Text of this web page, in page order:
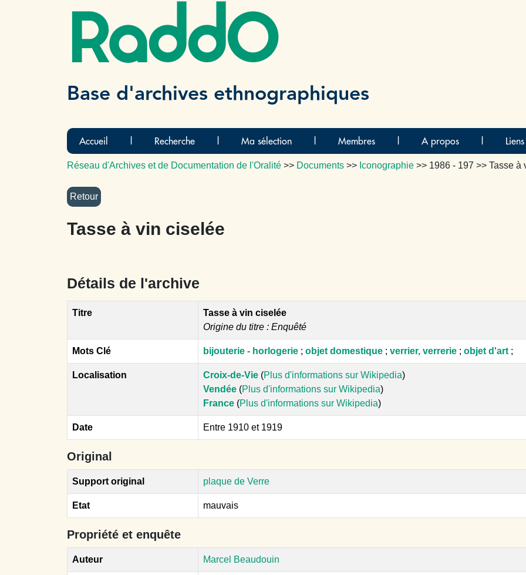
RaddO
Base d'archives ethnographiques
Accueil Recherche Ma sélection Membres A propos
Réseau d'Archives et de Documentation de l'Oralité >> Documents >> Iconographie >> 1986 - 197 >> Tasse à
Tasse à vin ciselée
Détails de l'archive
Titre
Tasse à vin ciselée
Origine du titre : Enquêté
Mots Clé bijouterie - horlogerie ; objet domestique ; verrier, verrerie ; objet d'art ;
Localisation Croix-de-Vie (Plus d'informations sur Wikipedia)
Vendée (Plus d'informations sur Wikipedia)
France (Plus d'informations sur Wikipedia)
Date Entre 1910 et 1919
Original
Support original plaque de Verre
Etat mauvais
Propriété et enquête
Auteur Marcel Beaudouin